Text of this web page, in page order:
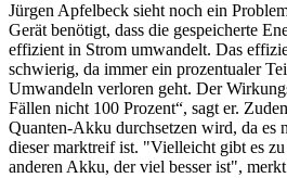
Jürgen Apfelbeck sieht noch ein
Gerät benötigt, dass die gespeicherte
effizient in Strom umwandelt. Das
schwierig, da immer ein prozentualer
Umwandeln verloren geht. Der
Fällen nicht 100 Prozent“, sagt er.
Quanten-Akku durchsetzen wird, da es
dieser marktreif ist. "Vielleicht gibt es
anderen Akku, der viel besser ist",